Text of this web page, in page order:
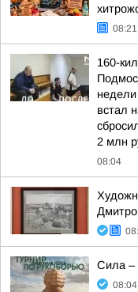
08:21
160-
недели
встал
2 млн
08:04
Сила –
08:04